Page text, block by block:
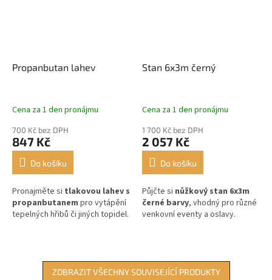
Propanbutan lahev
Cena za 1 den pronájmu
700 Kč bez DPH
847 Kč
Do košíku
Pronajměte si tlakovou lahev s
propanbutanem pro vytápění
tepelných hřibů či jiných topidel.
Stan 6x3m černý
Cena za 1 den pronájmu
1 700 Kč bez DPH
2 057 Kč
Do košíku
Půjčte si nůžkový stan 6x3m
černé barvy, vhodný pro různé
venkovní eventy a oslavy.
ZOBRAZIT VŠECHNY SOUVISEJÍCÍ PRODUKTY